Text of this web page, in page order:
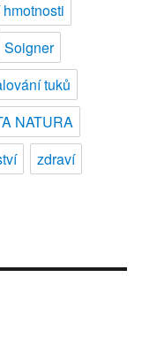
Soigner
tuků
NATURA
zdraví